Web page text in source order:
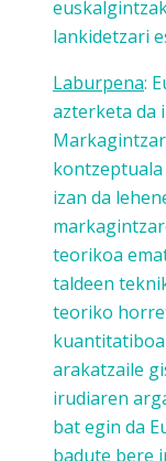
lankidetzari
Laburpena:
azterketa da
izan da
teorikoa
taldeen
teoriko
arakatzaile
irudiaren
bat egin da
badute bere